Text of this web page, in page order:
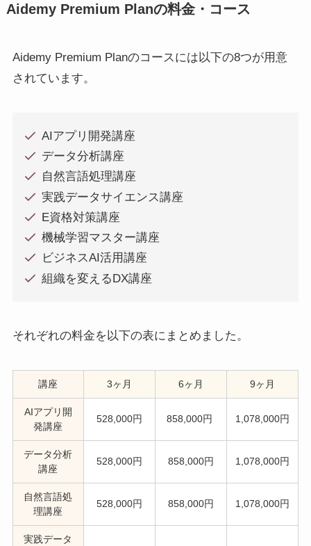
Aidemy Premium Planの料金・コース
Aidemy Premium Planのコースには以下の8つが用意
されています。
AIアプリ開発講座
データ分析講座
自然言語処理講座
実践データサイエンス講座
E資格対策講座
機械学習マスター講座
ビジネスAI活用講座
組織を変えるDX講座
それぞれの料金を以下の表にまとめました。
講座 3ヶ月 6ヶ月 9ヶ月
AIアプリ開
発講座
528,000円 858,000円 1,078,000円
データ分析
講座
528,000円 858,000円 1,078,000円
自然言語処
理講座
528,000円 858,000円 1,078,000円
実践データ